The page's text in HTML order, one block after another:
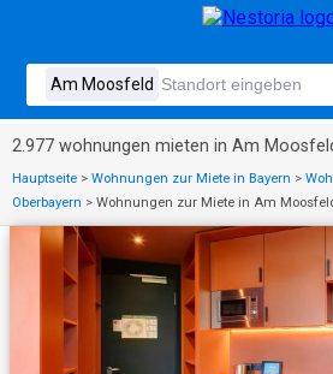
2.977 wohnungen mieten in Am
Hauptseite > Wohnungen zur Miete in Bayern >
Oberbayern > Wohnungen zur Miete in Am